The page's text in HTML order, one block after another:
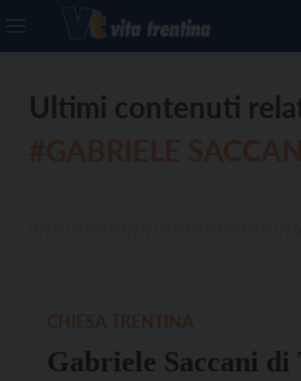
Ultimi contenuti
Gabriele Saccani di